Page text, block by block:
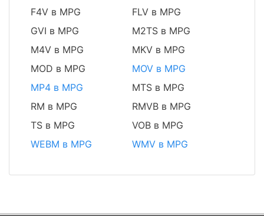
F4V в MPG
FLV в MPG
GVI в MPG
M2TS в MPG
M4V в MPG
MKV в MPG
MOD в MPG
MOV в MPG
MP4 в MPG
MTS в MPG
RM в MPG
RMVB в MPG
TS в MPG
VOB в MPG
WEBM в MPG
WMV в MPG